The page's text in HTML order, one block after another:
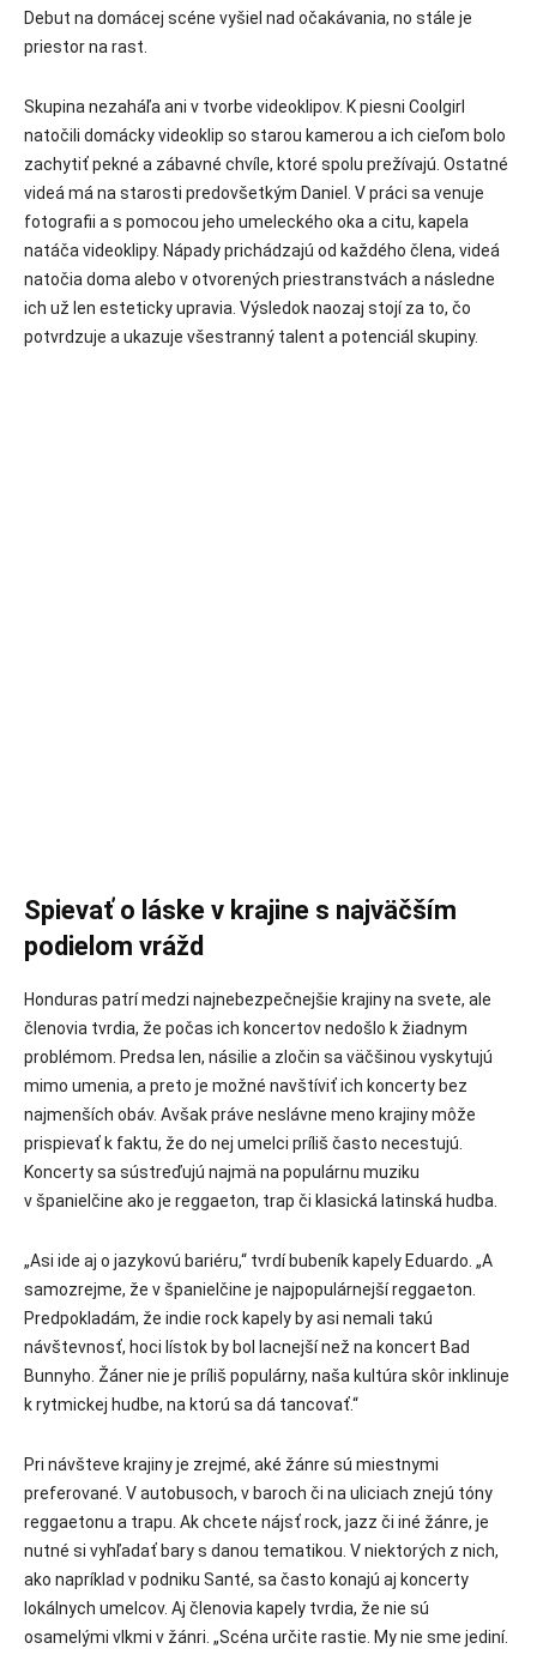
Debut na domácej scéne vyšiel nad očakávania, no stále je
priestor na rast.
Skupina nezaháľa ani v tvorbe videoklipov. K piesni Coolgirl
natočili domácky videoklip so starou kamerou a ich cieľom bolo
zachytiť pekné a zábavné chvíle, ktoré spolu prežívajú. Ostatné
videá má na starosti predovšetkým Daniel. V práci sa venuje
fotografii a s pomocou jeho umeleckého oka a citu, kapela
natáča videoklipy. Nápady prichádzajú od každého člena, videá
natočia doma alebo v otvorených priestranstvách a následne
ich už len esteticky upravia. Výsledok naozaj stojí za to, čo
potvrdzuje a ukazuje všestranný talent a potenciál skupiny.
Spievať o láske v krajine s najväčším
podielom vrážd
Honduras patrí medzi najnebezpečnejšie krajiny na svete, ale
členovia tvrdia, že počas ich koncertov nedošlo k žiadnym
problémom. Predsa len, násilie a zločin sa väčšinou vyskytujú
mimo umenia, a preto je možné navštíviť ich koncerty bez
najmenších obáv. Avšak práve neslávne meno krajiny môže
prispievať k faktu, že do nej umelci príliš často necestujú.
Koncerty sa sústreďujú najmä na populárnu muziku
v španielčine ako je reggaeton, trap či klasická latinská hudba.
„Asi ide aj o jazykovú bariéru,“ tvrdí bubeník kapely Eduardo. „A
samozrejme, že v španielčine je najpopulárnejší reggaeton.
Predpokladám, že indie rock kapely by asi nemali takú
návštevnosť, hoci lístok by bol lacnejší než na koncert Bad
Bunnyho. Žáner nie je príliš populárny, naša kultúra skôr inklinuje
k rytmickej hudbe, na ktorú sa dá tancovať.“
Pri návšteve krajiny je zrejmé, aké žánre sú miestnymi
preferované. V autobusoch, v baroch či na uliciach znejú tóny
reggaetonu a trapu. Ak chcete nájsť rock, jazz či iné žánre, je
nutné si vyhľadať bary s danou tematikou. V niektorých z nich,
ako napríklad v podniku Santé, sa často konajú aj koncerty
lokálnych umelcov. Aj členovia kapely tvrdia, že nie sú
osamelými vlkmi v žánri. „Scéna určite rastie. My nie sme jediní.